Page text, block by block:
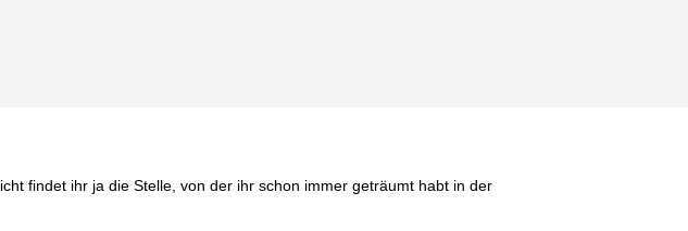
findet ihr ja die Stelle, von der ihr schon immer geträumt habt in der